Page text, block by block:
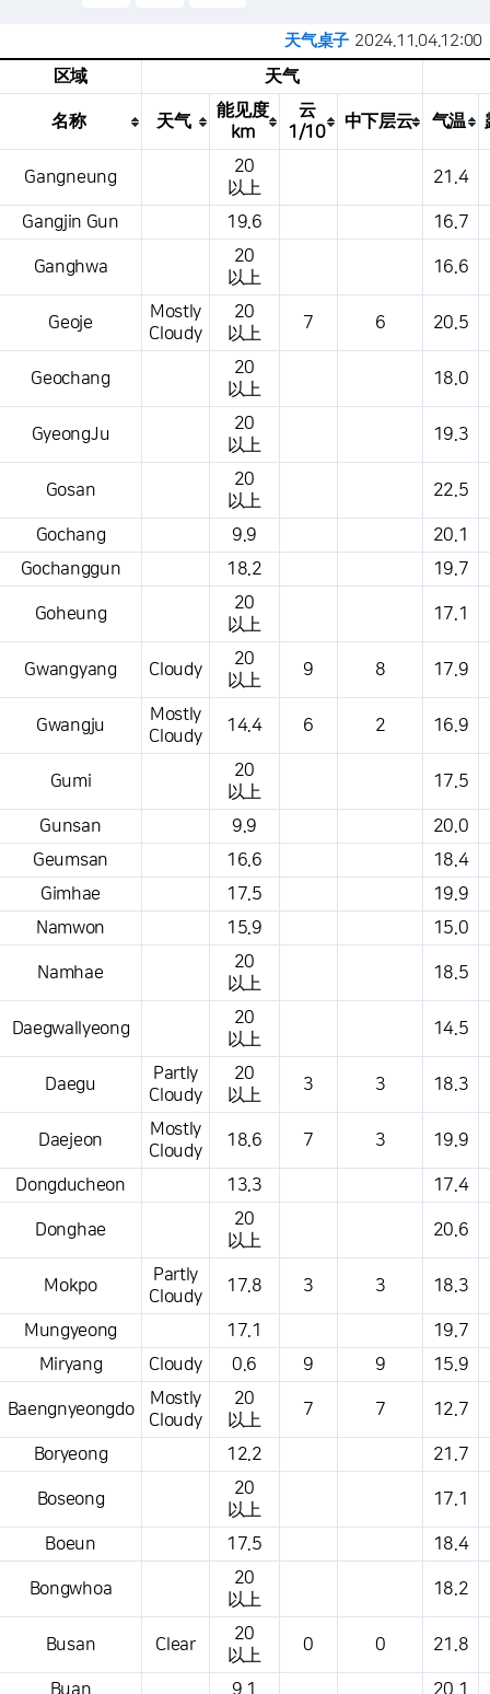
天气桌子 2024.11.04.12:00
这是一张气象条件表，显示地点、天气、温度、降水量、风压、气压等。
区域 天气
名称 天气
能见度
km
云
1/10
中下层云 气温
Gangneung
20
以上
21.4
Gangjin Gun 19.6 16.7
Ganghwa
20
以上
16.6
Geoje
Mostly
Cloudy
20
以上
7 6 20.5
Geochang
20
以上
18.0
GyeongJu
20
以上
19.3
Gosan
20
以上
22.5
Gochang 9.9
20.1
Gochanggun
18.2 19.7
Goheung
20
以上
17.1
Gwangyang Cloudy
20
以上
9 8 17.9
Gwangju
Mostly
Cloudy
14.4 6 2 16.9
Gumi
20
以上
17.5
Gunsan 9.9
20.0
Geumsan
16.6
18.4
Gimhae
17.5
19.9
Namwon
15.9 15.0
Namhae
20
以上
18.5
Daegwallyeong
20
以上
14.5
Daegu
Partly
Cloudy
20
以上
3 3 18.3
Daejeon
Mostly
Cloudy
18.6 7 3 19.9
Dongducheon 13.3 17.4
Donghae
20
以上
20.6
Mokpo
Partly
Cloudy
17.8 3 3 18.3
Mungyeong 17.1
19.7
Miryang
Cloudy 0.6 9 9 15.9
Baengnyeongdo
Mostly
Cloudy
20
以上
7 7 12.7
Boryeong 12.2 21.7
Boseong
20
以上
17.1
Boeun 17.5 18.4
Bongwhoa
20
以上
18.2
Busan Clear
20
以上
0 0 21.8
Buan 9.1 20.1